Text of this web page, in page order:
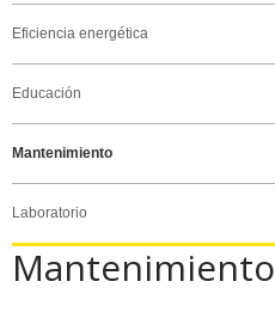
Eficiencia energética
Educación
Mantenimiento
Laboratorio
Mantenimiento